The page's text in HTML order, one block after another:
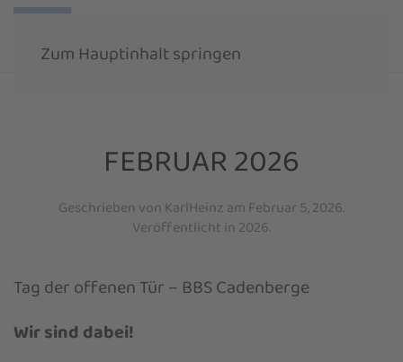
Zum Hauptinhalt springen
FEBRUAR 2026
Geschrieben von KarlHeinz am Februar 5, 2026.
Veröffentlicht in 2026.
Tag der offenen Tür – BBS Cadenberge
Wir sind dabei!